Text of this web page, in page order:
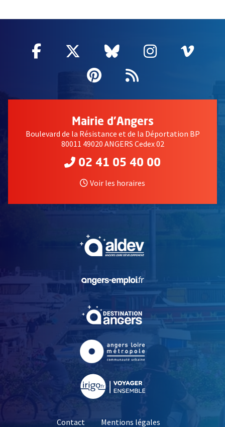
Facebook
, Ouvre une nouvelle fenêtre
Twitter
, Ouvre une nouvelle
Bluesky
, Ouvre une
Instagram
, Ouvre
,
Pinterest
, Ouvre une
Flux RSS
Mairie d'Angers
Boulevard de la Résistance et de la Déportation BP
80011 49020 ANGERS Cedex 02
02 41 05 40 00
Voir les horaires
, Ouvre une nouvelle
, Ouvre une nouvelle
Contact Mentions légales